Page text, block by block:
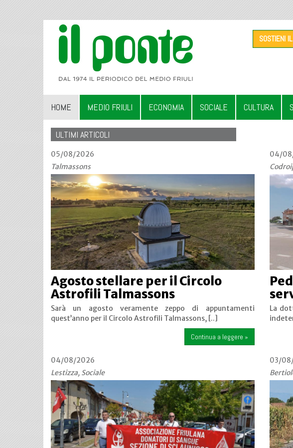
SOSTIENI
HOME MEDIO FRIULI ECONOMIA SOCIALE CULTURA
ULTIMI ARTICOLI
05/08/2026
Talmassons
Agosto stellare per il Circolo
Astrofili Talmassons
Sarà un agosto veramente zeppo di appuntamenti
quest’anno per il Circolo Astrofili Talmassons, [..]
Continua a leggere »
04/
La
04/08/2026
Lestizza, Sociale
03/